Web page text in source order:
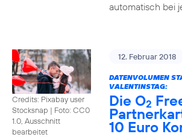
automatisch bei
Credits: Pixabay user
Stocksnap | Foto: CC0
1.0, Ausschnitt
bearbeitet
12. Februar 2018
DATENVOLUMEN
VALENTINSTAG:
Die O2
10 Euro